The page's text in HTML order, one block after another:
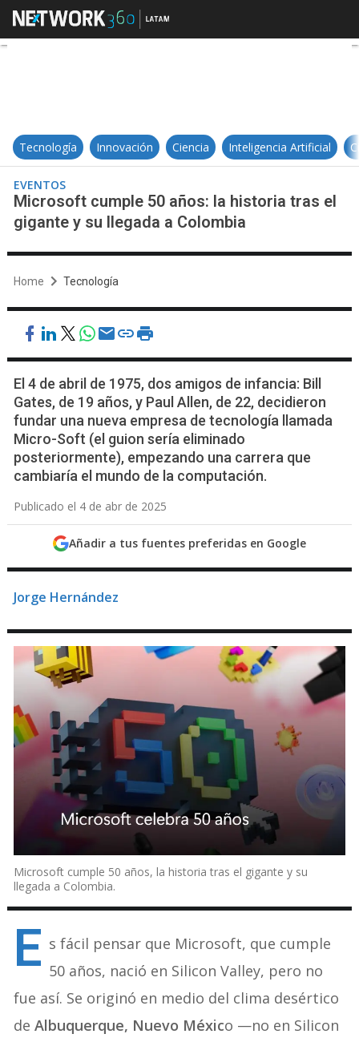
Microsoft cumple 50 años: la
Tecnología Innovación Ciencia Inteligencia Artificial
EVENTOS
Microsoft cumple 50 años: la historia tras el
gigante y su llegada a Colombia
Home Tecnología
El 4 de abril de 1975, dos amigos de infancia: Bill
Gates, de 19 años, y Paul Allen, de 22, decidieron
fundar una nueva empresa de tecnología llamada
Micro-Soft (el guion sería eliminado
posteriormente), empezando una carrera que
cambiaría el mundo de la computación.
Publicado el 4 de abr de 2025
Añadir a tus fuentes preferidas en Google
Jorge Hernández
Microsoft cumple 50 años, la historia tras el gigante y su
llegada a Colombia.
E s fácil pensar que Microsoft, que cumple
50 años, nació en Silicon Valley, pero no
fue así. Se originó en medio del clima desértico
de Albuquerque, Nuevo México —no en Silicon